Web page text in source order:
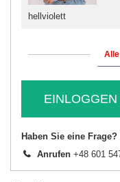
hellviolett
Haben Sie eine
Anrufen +48 601